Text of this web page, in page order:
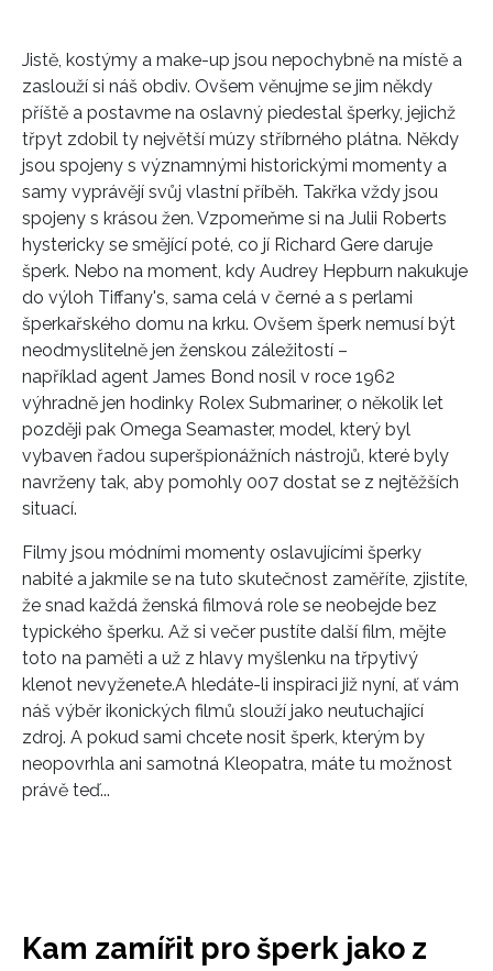
Jistě, kostýmy a make-up jsou nepochybně na místě a
zaslouží si náš obdiv. Ovšem věnujme se jim někdy
příště a postavme na oslavný piedestal šperky, jejichž
třpyt zdobil ty největší múzy stříbrného plátna. Někdy
jsou spojeny s významnými historickými momenty a
samy vyprávějí svůj vlastní příběh. Takřka vždy jsou
spojeny s krásou žen. Vzpomeňme si na Julii Roberts
hystericky se smějící poté, co jí Richard Gere daruje
šperk. Nebo na moment, kdy Audrey Hepburn nakukuje
do výloh Tiffany's, sama celá v černé a s perlami
šperkařského domu na krku. Ovšem šperk nemusí být
neodmyslitelně jen ženskou záležitostí –
například agent James Bond nosil v roce 1962
výhradně jen hodinky Rolex Submariner, o několik let
později pak Omega Seamaster, model, který byl
vybaven řadou superšpionážních nástrojů, které byly
navrženy tak, aby pomohly 007 dostat se z nejtěžších
situací.
Filmy jsou módními momenty oslavujícími šperky
nabité a jakmile se na tuto skutečnost zaměříte, zjistíte,
že snad každá ženská filmová role se neobejde bez
typického šperku. Až si večer pustíte další film, mějte
toto na paměti a už z hlavy myšlenku na třpytivý
klenot nevyženete.A hledáte-li inspiraci již nyní, ať vám
náš výběr ikonických filmů slouží jako neutuchající
zdroj. A pokud sami chcete nosit šperk, kterým by
neopovrhla ani samotná Kleopatra, máte tu možnost
právě teď...
Kam zamířit pro šperk jako z